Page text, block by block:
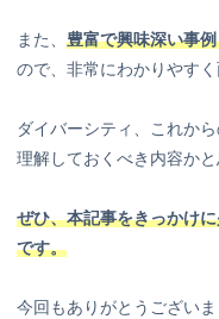
また、 豊富で興味深い事
ので、非常にわかりやすく
ダイバーシティ、これか
理解しておくべき内容かと
ぜひ、本記事をきっかけ
です。
今回もありがとうございま